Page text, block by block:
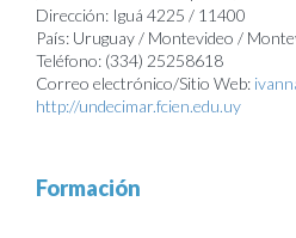
Dirección: Iguá 4225 / 11400
País: Uruguay / Montevideo /
Teléfono: (334) 25258618
Correo electrónico/Sitio Web:
http://undecimar.fcien.edu.uy
Formación